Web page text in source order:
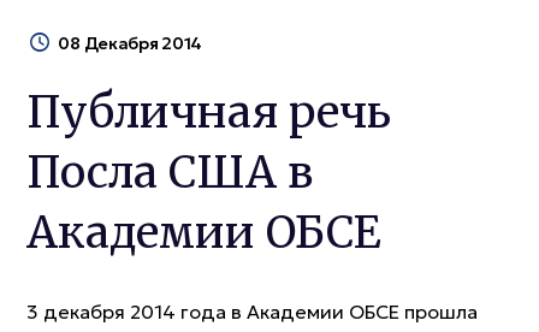
08 Декабря 2014
Публичная речь
Посла США в
Академии ОБСЕ
3 декабря 2014 года в Академии ОБСЕ прошла